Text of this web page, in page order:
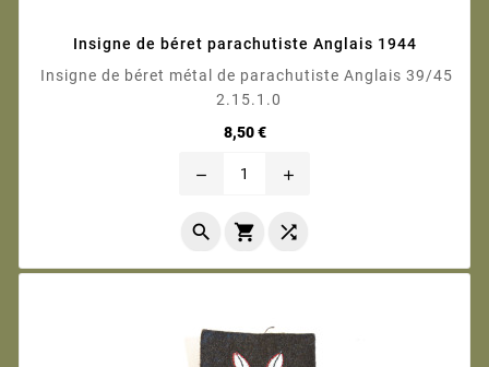
Insigne de béret parachutiste Anglais 1944
Insigne de béret métal de parachutiste Anglais 39/45
2.15.1.0
8,50 €Prix
remove add
  